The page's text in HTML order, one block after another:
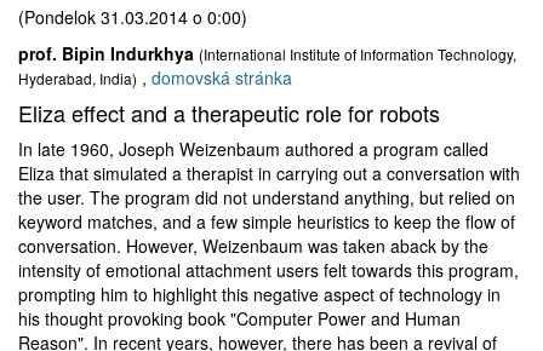
(Pondelok 31.03.2014 o 0:00)
prof. Bipin Indurkhya (International Institute of Information Technology,
Hyderabad, India) , domovská stránka
Eliza effect and a therapeutic role for robots
In late 1960, Joseph Weizenbaum authored a program called
Eliza that simulated a therapist in carrying out a conversation with
the user. The program did not understand anything, but relied on
keyword matches, and a few simple heuristics to keep the flow of
conversation. However, Weizenbaum was taken aback by the
intensity of emotional attachment users felt towards this program,
prompting him to highlight this negative aspect of technology in
his thought provoking book "Computer Power and Human
Reason". In recent years, however, there has been a revival of